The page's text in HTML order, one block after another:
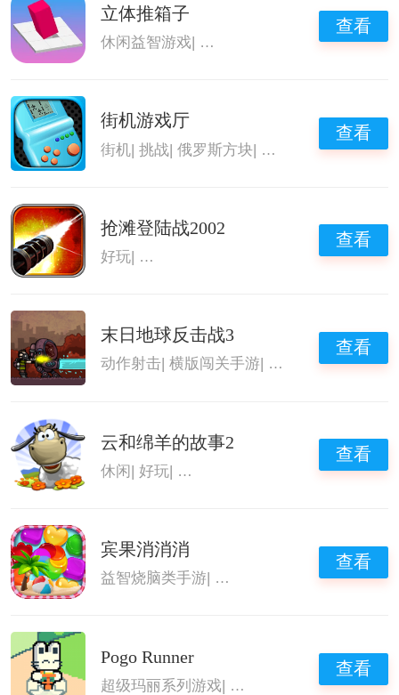
立体推箱子
休闲益智游戏 上手简单的游戏 推箱子|童
查看
街机游戏厅
街机|挑战|俄罗斯方块| 童年经典游戏
查看
抢滩登陆战2002
好玩| 第一人称射击游戏大全 童年经典游戏
查看
末日地球反击战3
动作射击 |横版闯关手游 横版2d经典游戏|
查看
云和绵羊的故事2
休闲|好玩| 有趣的经营类单机游戏|童年经
查看
宾果消消消
益智烧脑类手游 消除类手游 2026最新单机
查看
Pogo Runner
超级玛丽系列游戏| 横版闯关手游|童年经典
查看